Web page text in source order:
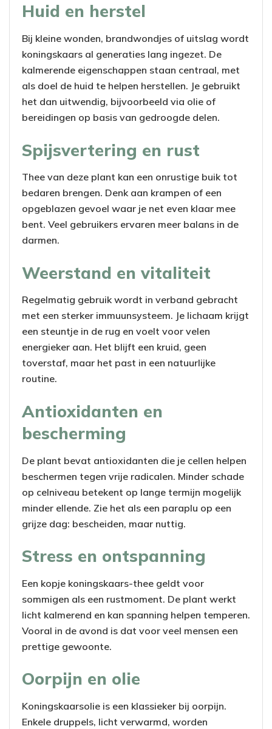
Huid en herstel
Bij kleine wonden, brandwondjes of uitslag wordt
koningskaars al generaties lang ingezet. De
kalmerende eigenschappen staan centraal, met
als doel de huid te helpen herstellen. Je gebruikt
het dan uitwendig, bijvoorbeeld via olie of
bereidingen op basis van gedroogde delen.
Spijsvertering en rust
Thee van deze plant kan een onrustige buik tot
bedaren brengen. Denk aan krampen of een
opgeblazen gevoel waar je net even klaar mee
bent. Veel gebruikers ervaren meer balans in de
darmen.
Weerstand en vitaliteit
Regelmatig gebruik wordt in verband gebracht
met een sterker immuunsysteem. Je lichaam krijgt
een steuntje in de rug en voelt voor velen
energieker aan. Het blijft een kruid, geen
toverstaf, maar het past in een natuurlijke
routine.
Antioxidanten en
bescherming
De plant bevat antioxidanten die je cellen helpen
beschermen tegen vrije radicalen. Minder schade
op celniveau betekent op lange termijn mogelijk
minder ellende. Zie het als een paraplu op een
grijze dag: bescheiden, maar nuttig.
Stress en ontspanning
Een kopje koningskaars-thee geldt voor
sommigen als een rustmoment. De plant werkt
licht kalmerend en kan spanning helpen temperen.
Vooral in de avond is dat voor veel mensen een
prettige gewoonte.
Oorpijn en olie
Koningskaarsolie is een klassieker bij oorpijn.
Enkele druppels, licht verwarmd, worden